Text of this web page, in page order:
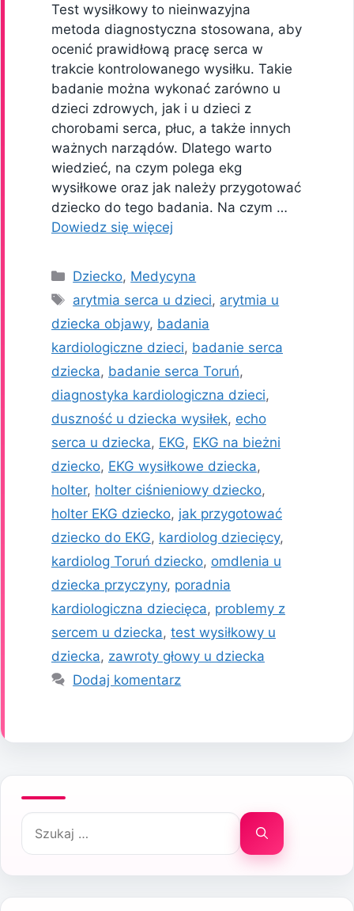
Test wysiłkowy to nieinwazyjna
metoda diagnostyczna stosowana, aby
ocenić prawidłową pracę serca w
trakcie kontrolowanego wysiłku. Takie
badanie można wykonać zarówno u
dzieci zdrowych, jak i u dzieci z
chorobami serca, płuc, a także innych
ważnych narządów. Dlatego warto
wiedzieć, na czym polega ekg
wysiłkowe oraz jak należy przygotować
dziecko do tego badania. Na czym …
Dowiedz się więcej
Kategorie
Dziecko, Medycyna
Tagi
arytmia serca u dzieci, arytmia u
dziecka objawy, badania
kardiologiczne dzieci, badanie serca
dziecka, badanie serca Toruń,
diagnostyka kardiologiczna dzieci,
duszność u dziecka wysiłek, echo
serca u dziecka, EKG, EKG na bieżni
dziecko, EKG wysiłkowe dziecka,
holter, holter ciśnieniowy dziecko,
holter EKG dziecko, jak przygotować
dziecko do EKG, kardiolog dziecięcy,
kardiolog Toruń dziecko, omdlenia u
dziecka przyczyny, poradnia
kardiologiczna dziecięca, problemy z
sercem u dziecka, test wysiłkowy u
dziecka, zawroty głowy u dziecka
Dodaj komentarz
Szukaj: